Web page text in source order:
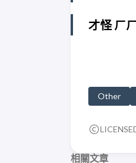
才怪 ㄏ
Other
相關文章